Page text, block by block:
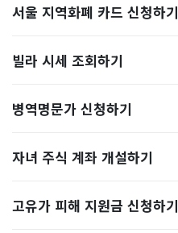
서울 지역화폐 카드 신청하기
빌라 시세 조회하기
병역명문가 신청하기
자녀 주식 계좌 개설하기
고유가 피해 지원금 신청하기